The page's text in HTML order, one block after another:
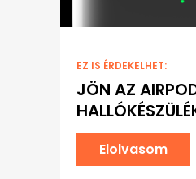
EZ IS ÉRDEKELHET:
JÖN AZ
Elolvasom